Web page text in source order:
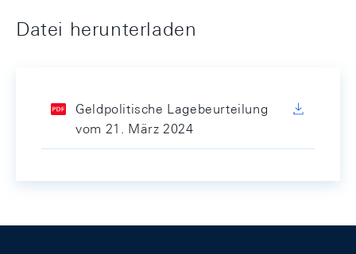
Datei herunterladen
Geldpolitische Lagebeurteilung
vom 21. März 2024